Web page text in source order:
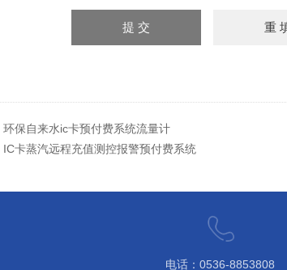
环保自来水ic卡预付费系统流量计
IC卡蒸汽远程充值测控报警预付费系统
电话：0536-8853808